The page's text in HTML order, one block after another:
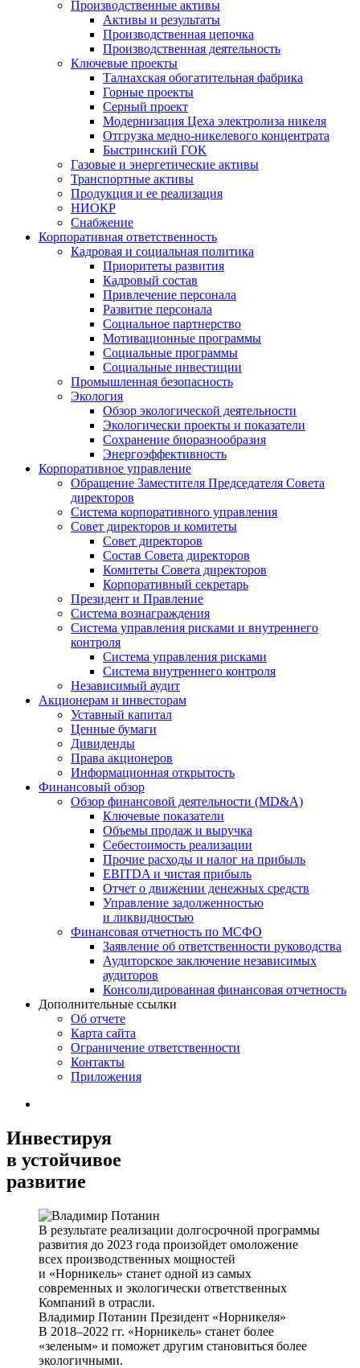
Производственные активы
Активы и результаты
Производственная цепочка
Производственная деятельность
Ключевые проекты
Талнахская обогатительная фабрика
Горные проекты
Серный проект
Модернизация Цеха электролиза никеля
Отгрузка медно-никелевого концентрата
Быстринский ГОК
Газовые и энергетические активы
Транспортные активы
Продукция и ее реализация
НИОКР
Снабжение
Корпоративная ответственность
Кадровая и социальная политика
Приоритеты развития
Кадровый состав
Привлечение персонала
Развитие персонала
Социальное партнерство
Мотивационные программы
Социальные программы
Социальные инвестиции
Промышленная безопасность
Экология
Обзор экологической деятельности
Экологически проекты и показатели
Сохранение биоразнообразия
Энергоэффективность
Корпоративное управление
Обращение Заместителя Председателя Совета
директоров
Система корпоративного управления
Совет директоров и комитеты
Совет директоров
Состав Совета директоров
Комитеты Совета директоров
Корпоративный секретарь
Президент и Правление
Система вознаграждения
Система управления рисками и внутреннего
контроля
Система управления рисками
Система внутреннего контроля
Независимый аудит
Акционерам и инвесторам
Уставный капитал
Ценные бумаги
Дивиденды
Права акционеров
Информационная открытость
Финансовый обзор
Обзор финансовой деятельности (MD&A)
Ключевые показатели
Объемы продаж и выручка
Себестоимость реализации
Прочие расходы и налог на прибыль
EBITDA и чистая прибыль
Отчет о движении денежных средств
Управление задолженностью
и ликвидностью
Финансовая отчетность по МСФО
Заявление об ответственности руководства
Аудиторское заключение независимых
аудиторов
Консолидированная финансовая отчетность
Дополнительные ссылки
Об отчете
Карта сайта
Ограничение ответственности
Контакты
Приложения
Инвестируя
в устойчивое
развитие
В результате реализации долгосрочной программы
развития до 2023 года произойдет омоложение
всех производственных мощностей
и «Норникель» станет одной из самых
современных и экологически ответственных
Компаний в отрасли.
Владимир Потанин Президент «Норникеля»
В 2018–2022 гг. «Норникель» станет более
«зеленым» и поможет другим становиться более
экологичными.